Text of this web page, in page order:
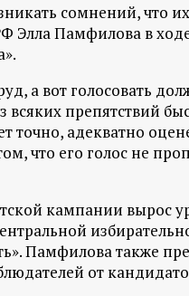
сомнений, что
Элла Памфилова в
а вот голосовать
препятствий
точно, адекватно
что его голос не
кампании вырос
Памфилова также
от